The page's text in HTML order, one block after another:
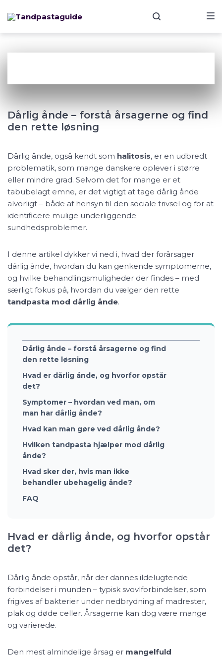
to
to
to
Dårlig ånde – forstå årsagerne og find
den rette løsning
Dårlig ånde, også kendt som halitosis, er en udbredt
problematik, som mange danskere oplever i større
eller mindre grad. Selvom det for mange er et
tabubelagt emne, er det vigtigt at tage dårlig ånde
alvorligt – både af hensyn til den sociale trivsel og for at
identificere mulige underliggende
sundhedsproblemer.
I denne artikel dykker vi ned i, hvad der forårsager
dårlig ånde, hvordan du kan genkende symptomerne,
og hvilke behandlingsmuligheder der findes – med
særligt fokus på, hvordan du vælger den rette
tandpasta mod dårlig ånde.
Dårlig ånde – forstå årsagerne og find
den rette løsning
Hvad er dårlig ånde, og hvorfor opstår
det?
Symptomer – hvordan ved man, om
man har dårlig ånde?
Hvad kan man gøre ved dårlig ånde?
Hvilken tandpasta hjælper mod dårlig
ånde?
Hvad sker der, hvis man ikke
behandler ubehagelig ånde?
FAQ
Hvad er dårlig ånde, og hvorfor opstår
det?
Dårlig ånde opstår, når der dannes ildelugtende
forbindelser i munden – typisk svovlforbindelser, som
frigives af bakterier under nedbrydning af madrester,
plak og døde celler. Årsagerne kan dog være mange
og varierede.
Den mest almindelige årsag er mangelfuld